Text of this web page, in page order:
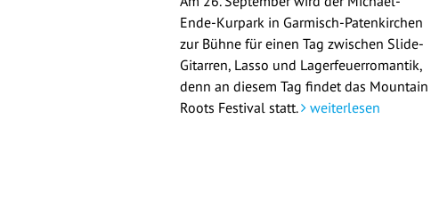
Ende-Kurpark in Garmisch-Patenkirchen
zur Bühne für einen Tag zwischen Slide-
Gitarren, Lasso und Lagerfeuerromantik,
denn an diesem Tag findet das Mountain
Roots Festival statt.
weiterlesen